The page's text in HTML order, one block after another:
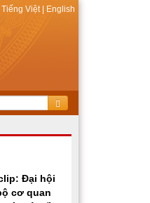
Tiếng Việt English
Đại hội
cơ quan